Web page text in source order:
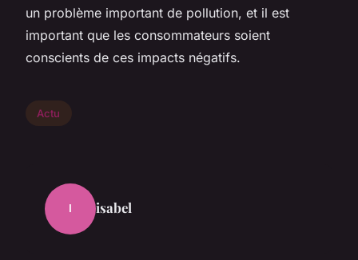
un problème important de pollution, et il est
important que les consommateurs soient
conscients de ces impacts négatifs.
Actu
I isabel